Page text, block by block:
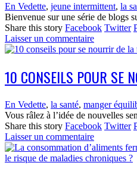
En Vedette, jeune intermittent, la
Bienvenue sur une série de blogs
Share this story Facebook Twitter
Laisser un commentaire
10 CONSEILS POUR SE
En Vedette, la santé, manger
Vous râlez à l’idée de nouvelles
Share this story Facebook Twitter
Laisser un commentaire